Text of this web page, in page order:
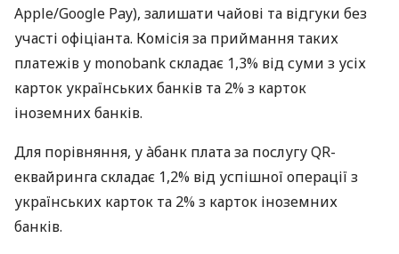
Apple/Google Pay), залишати чайові та відгуки без
участі офіціанта. Комісія за приймання таких
платежів у monobank складає 1,3% від суми з усіх
карток українських банків та 2% з карток
іноземних банків.
Для порівняння, у àбанк плата за послугу QR-
еквайринга складає 1,2% від успішної операції з
українських карток та 2% з карток іноземних
банків.